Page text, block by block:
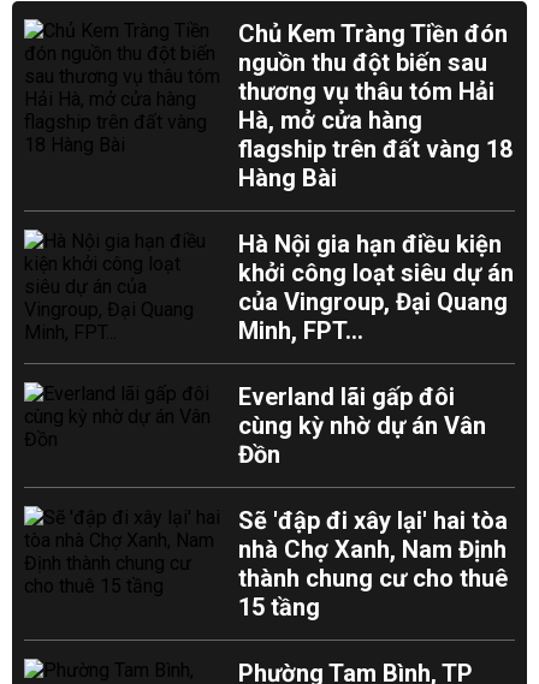
Chủ Kem Tràng Tiền đón
nguồn thu đột biến sau
thương vụ thâu tóm Hải
Hà, mở cửa hàng
flagship trên đất vàng 18
Hàng Bài
Hà Nội gia hạn điều kiện
khởi công loạt siêu dự án
của Vingroup, Đại Quang
Minh, FPT...
Everland lãi gấp đôi
cùng kỳ nhờ dự án Vân
Đồn
Sẽ 'đập đi xây lại' hai tòa
nhà Chợ Xanh, Nam Định
thành chung cư cho thuê
15 tầng
Phường Tam Bình, TP